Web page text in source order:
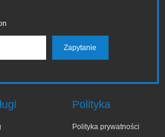
Polityka
Polityka prywatności